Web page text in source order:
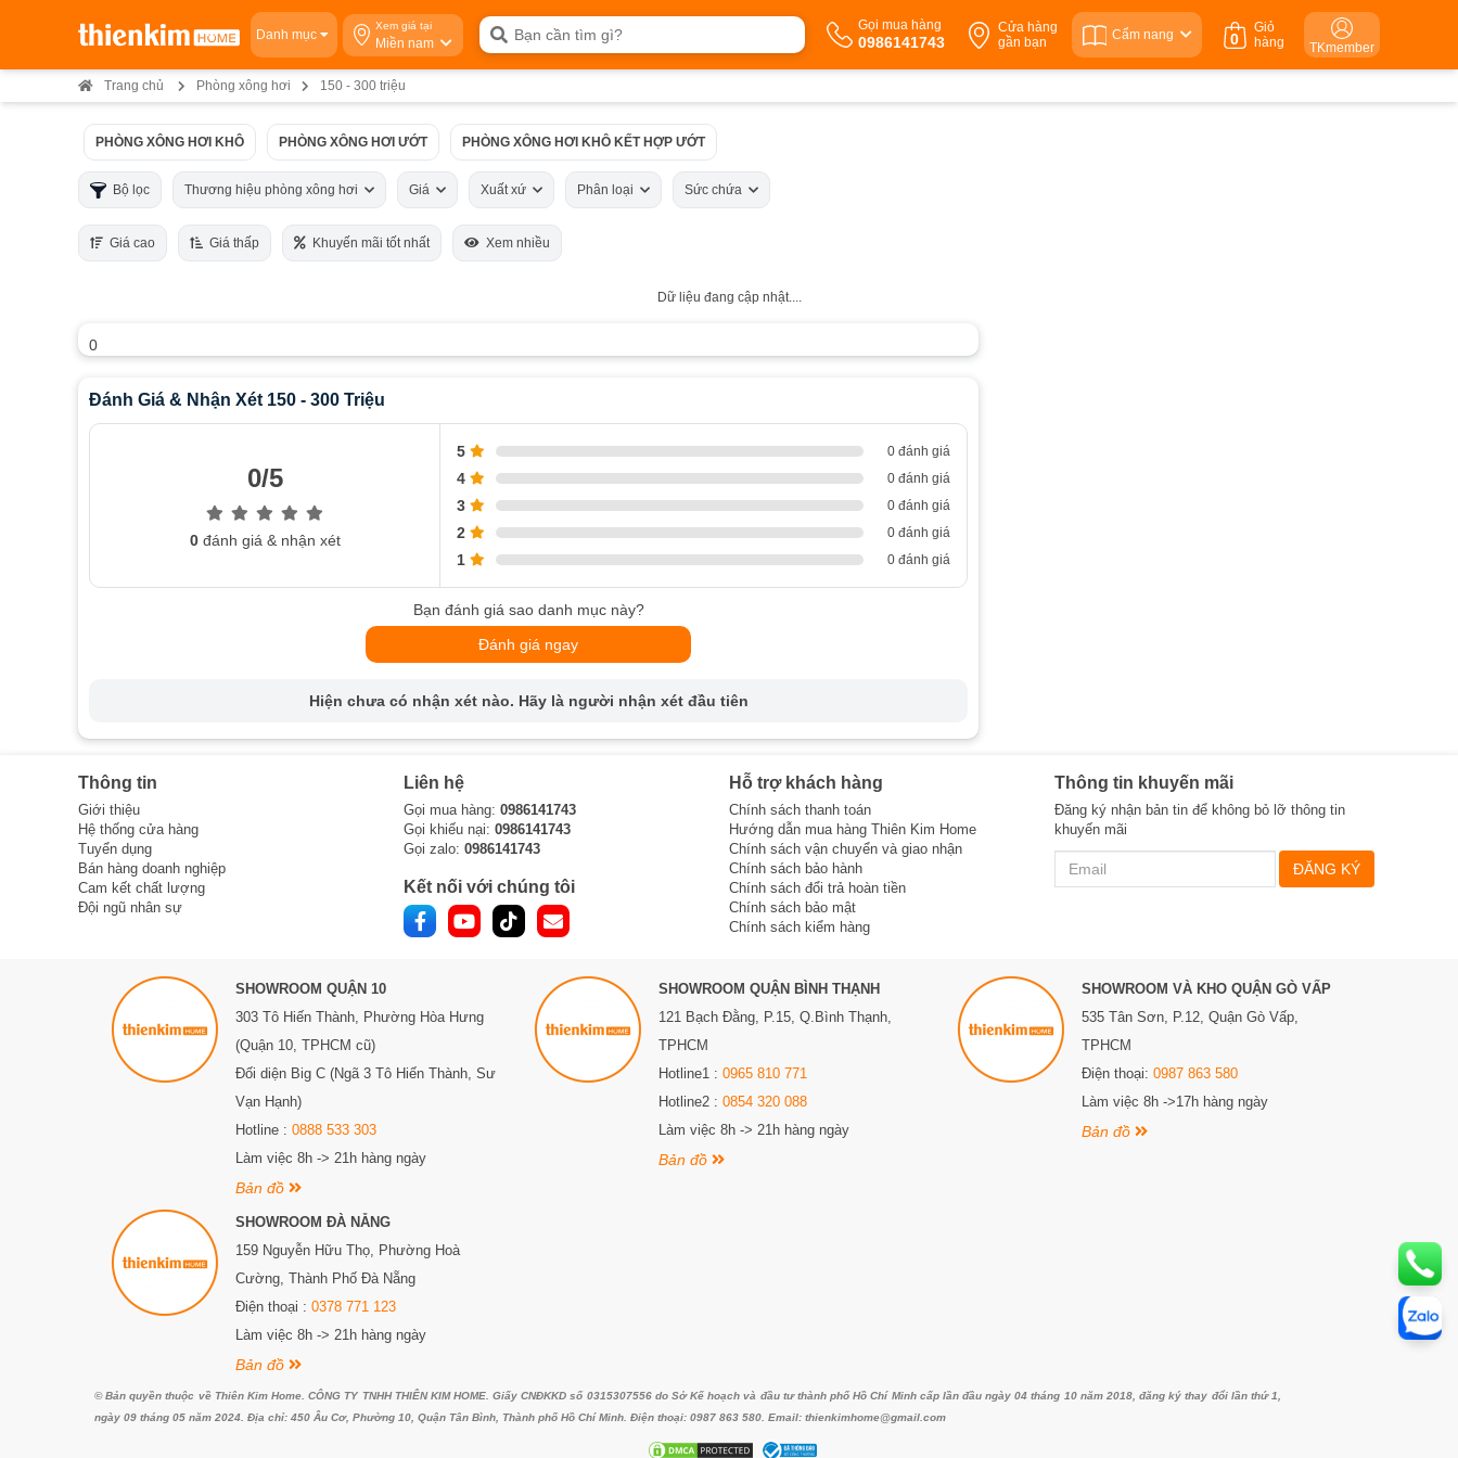
Danh mục
Xem giá tại
Miền nam
Gọi mua hàng
0986141743
Cửa hàng
gần bạn
Cẩm nang
Giỏ
hàng
0 TKmember
Trang chủ Phòng xông hơi 150 - 300 triệu
PHÒNG XÔNG HƠI KHÔ PHÒNG XÔNG HƠI ƯỚT PHÒNG XÔNG HƠI KHÔ KẾT HỢP ƯỚT
Bộ lọc Thương hiệu phòng xông hơi Giá Xuất xứ Phân loại Sức chứa
Giá cao Giá thấp Khuyến mãi tốt nhất Xem nhiều
Dữ liệu đang cập nhật....
0
Đánh Giá & Nhận Xét 150 - 300 Triệu
0/5
0đánh giá & nhận xét
5 0 đánh giá
4 0 đánh giá
3 0 đánh giá
2 0 đánh giá
1 0 đánh giá
Bạn đánh giá sao danh mục này?
Đánh giá ngay
Hiện chưa có nhận xét nào. Hãy là người nhận xét đầu tiên
Thông tin
Giới thiệu
Hệ thống cửa hàng
Tuyển dụng
Bán hàng doanh nghiệp
Cam kết chất lượng
Đội ngũ nhân sự
Liên hệ
Gọi mua hàng: 0986141743
Gọi khiếu nại: 0986141743
Gọi zalo: 0986141743
Kết nối với chúng tôi
Hỗ trợ khách hàng
Chính sách thanh toán
Hướng dẫn mua hàng Thiên Kim Home
Chính sách vận chuyển và giao nhận
Chính sách bảo hành
Chính sách đổi trả hoàn tiền
Chính sách bảo mật
Chính sách kiểm hàng
Thông tin khuyến mãi
Đăng ký nhận bản tin để không bỏ lỡ thông tin
khuyến mãi
ĐĂNG KÝ
SHOWROOM QUẬN 10
303 Tô Hiến Thành, Phường Hòa Hưng
(Quận 10, TPHCM cũ)
Đối diện Big C (Ngã 3 Tô Hiến Thành, Sư
Vạn Hạnh)
Hotline : 0888 533 303
Làm việc 8h -> 21h hàng ngày
Bản đồ
SHOWROOM QUẬN BÌNH THẠNH
121 Bạch Đằng, P.15, Q.Bình Thạnh,
TPHCM
Hotline1 : 0965 810 771
Hotline2 : 0854 320 088
Làm việc 8h -> 21h hàng ngày
Bản đồ
SHOWROOM VÀ KHO QUẬN GÒ VẤP
535 Tân Sơn, P.12, Quận Gò Vấp,
TPHCM
Điện thoại: 0987 863 580
Làm việc 8h ->17h hàng ngày
Bản đồ
SHOWROOM ĐÀ NẴNG
159 Nguyễn Hữu Thọ, Phường Hoà
Cường, Thành Phố Đà Nẵng
Điện thoại : 0378 771 123
Làm việc 8h -> 21h hàng ngày
Bản đồ
© Bản quyền thuộc về Thiên Kim Home. CÔNG TY TNHH THIÊN KIM HOME. Giấy CNĐKKD số 0315307556 do Sở Kế hoạch và đầu tư thành phố Hồ Chí Minh cấp lần đầu ngày 04 tháng 10 năm 2018, đăng ký thay đổi lần thứ 1,
ngày 09 tháng 05 năm 2024. Địa chỉ: 450 Âu Cơ, Phường 10, Quận Tân Bình, Thành phố Hồ Chí Minh. Điện thoại: 0987 863 580. Email: thienkimhome@gmail.com